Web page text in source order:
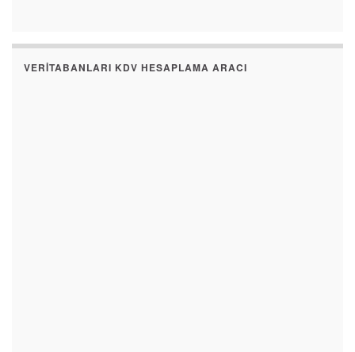
VERITABANLARI KDV HESAPLAMA ARACI